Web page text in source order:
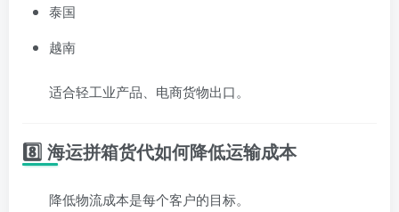
泰国
越南
适合轻工业产品、电商货物出口。
8️⃣ 海运拼箱货代如何降低运输成本
降低物流成本是每个客户的目标。